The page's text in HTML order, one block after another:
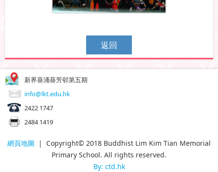
返回
新界葵涌葵芳邨第五期
info@lkt.edu.hk
2422 1747
2484 1419
網頁地圖 | Copyright© 2018 Buddhist Lim Kim Tian Memorial
Primary School. All rights reserved.
By: ctd.hk